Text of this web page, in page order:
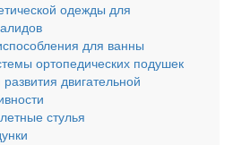
одежды для
для ванны
ортопедических подушек
двигательной
стулья